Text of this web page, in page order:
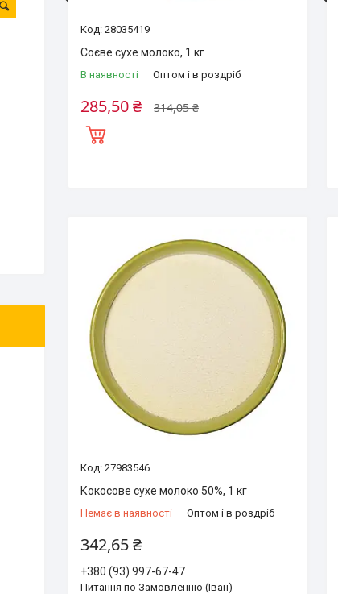
28035419
Соєве сухе молоко, 1 кг
В наявності Оптом і в роздріб
314,05 ₴
285,50 ₴
27983546
Кокосове сухе молоко 50%, 1 кг
Немає в наявності Оптом і в роздріб
342,65 ₴
+380 (93) 997-67-47
Питання по Замовленню (Іван)